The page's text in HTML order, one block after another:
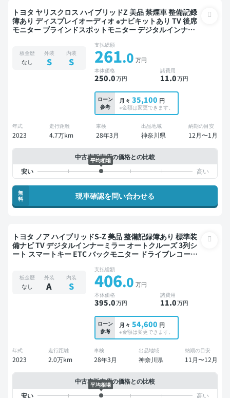
トヨタ ヤリスクロス ハイブリッドZ 美品 禁煙車 整備記録
簿あり ディスプレイオーディオ ※ナビキットあり TV 後席
モニター ブラインドスポットモニター デジタルインナー
バックモニター 全方位カメラ ドライブレコーダー 衝突軽
板金歴
なし
外装
S
内装
S
支払総額
261.0 万円
本体価格
250.0万円
諸費用
11.0万円
ローン
参考
月々 35,100 円
※金額は変更できます。
年式
2023
走行距離
4.7万km
車検
28年3月
出品地域
神奈川県
納期の目安
12月〜1月
中古車販売店の価格との比較
平均相場
無
料
現車確認を問い合わせる
トヨタ ノア ハイブリッドS-Z 美品 整備記録簿あり 標準装
備ナビ TV デジタルインナーミラー オートクルーズ 3列シ
ート スマートキー ETC バックモニター ドライブレコーダ
板金歴
なし
外装
A
内装
S
支払総額
406.0 万円
本体価格
395.0万円
諸費用
11.0万円
ローン
参考
月々 54,600 円
※金額は変更できます。
年式
2023
走行距離
2.0万km
車検
28年3月
出品地域
神奈川県
納期の目安
11月〜12月
中古車販売店の価格との比較
平均相場